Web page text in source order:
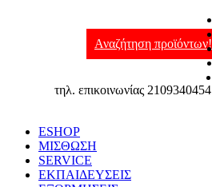
Αναζήτηση προϊόντων!
τηλ. επικοινωνίας 2109340454
ESHOP
ΜΙΣΘΩΣΗ
SERVICE
ΕΚΠΑΙΔΕΥΣΕΙΣ